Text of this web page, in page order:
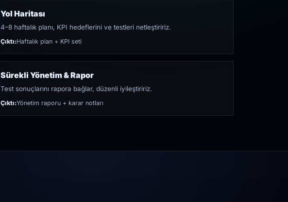
Yol Haritası
4–8 haftalık planı, KPI hedeflerini ve testleri netleştiririz.
Çıktı:Haftalık plan + KPI seti
Sürekli Yönetim & Rapor
Test sonuçlarını rapora bağlar, düzenli iyileştiririz.
Çıktı:Yönetim raporu + karar notları